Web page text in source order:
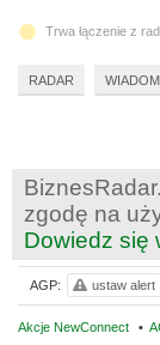
zgodę na
Dowiedz się
Akcje NewConnect •
AGP: ustaw alert
13
Trwa łączenie z
RADAR